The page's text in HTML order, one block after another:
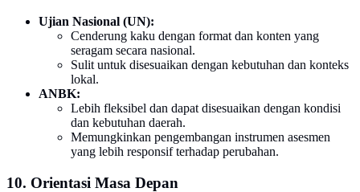
Ujian Nasional (UN):
Cenderung kaku dengan format dan konten yang
seragam secara nasional.
Sulit untuk disesuaikan dengan kebutuhan dan konteks
lokal.
ANBK:
Lebih fleksibel dan dapat disesuaikan dengan kondisi
dan kebutuhan daerah.
Memungkinkan pengembangan instrumen asesmen
yang lebih responsif terhadap perubahan.
10. Orientasi Masa Depan